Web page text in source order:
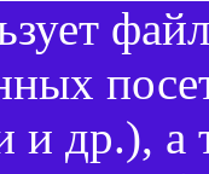
и др.),